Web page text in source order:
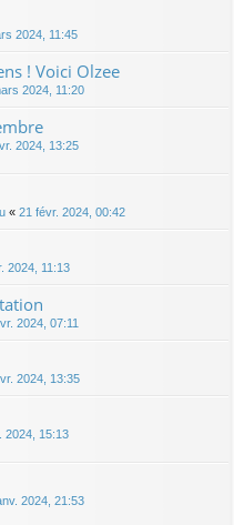
2024, 11:45
! Voici Olzee
2024, 11:20
2024, 13:25
« 21 févr. 2024, 00:42
2024, 11:13
2024, 07:11
2024, 13:35
2024, 15:13
2024, 21:53